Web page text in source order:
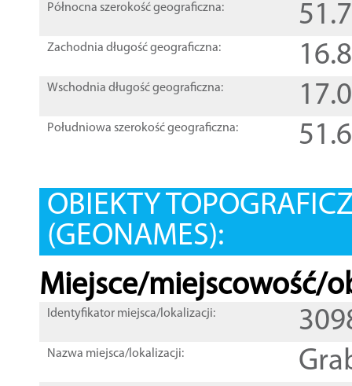
Północna szerokość geograficzna:
Zachodnia długość geograficzna:
Wschodnia długość geograficzna:
Południowa szerokość geograficzna:
OBIEKTY
(GEONAMES):
Miejsce/miejscowość/
Identyfikator miejsca/lokalizacji:
Nazwa miejsca/lokalizacji: